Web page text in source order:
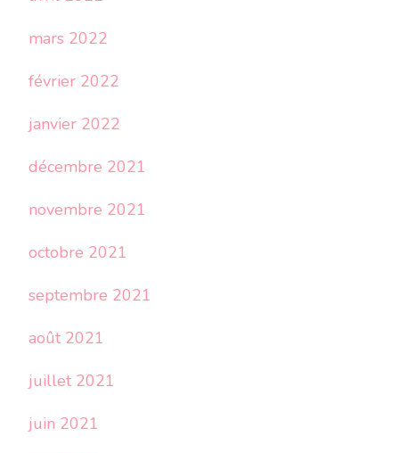
mars 2022
février 2022
janvier 2022
décembre 2021
novembre 2021
octobre 2021
septembre 2021
août 2021
juillet 2021
juin 2021